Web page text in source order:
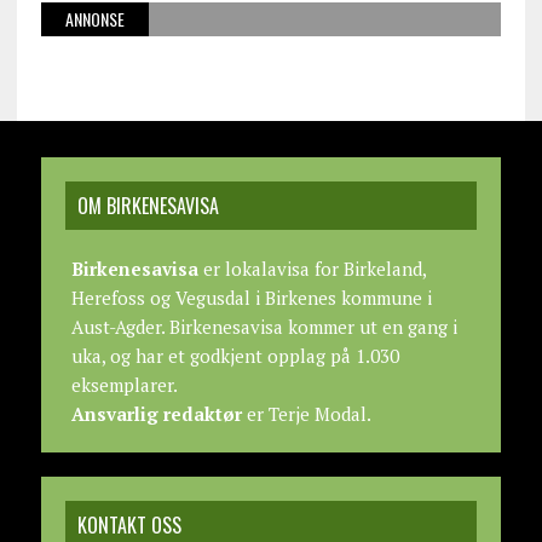
ANNONSE
OM BIRKENESAVISA
Birkenesavisaer lokalavisa for Birkeland,
Herefoss og Vegusdal i Birkenes kommune i
Aust-Agder. Birkenesavisa kommer ut en gang i
uka, og har et godkjent opplag på 1.030
eksemplarer.
Ansvarlig redaktører Terje Modal.
KONTAKT OSS